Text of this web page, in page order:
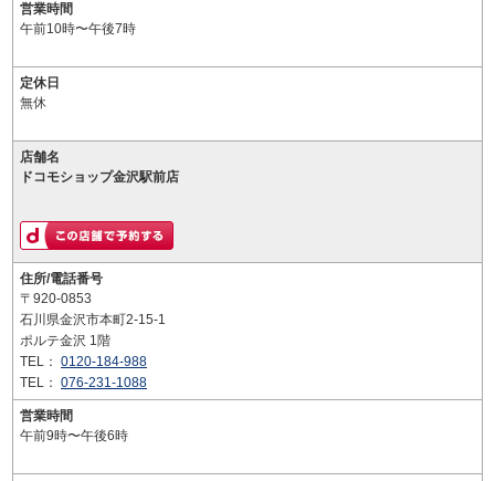
営業時間
午前10時〜午後7時
定休日
無休
店舗名
ドコモショップ金沢駅前店
住所/電話番号
〒920-0853
石川県金沢市本町2-15-1
ポルテ金沢 1階
TEL： 0120-184-988
TEL： 076-231-1088
営業時間
午前9時〜午後6時